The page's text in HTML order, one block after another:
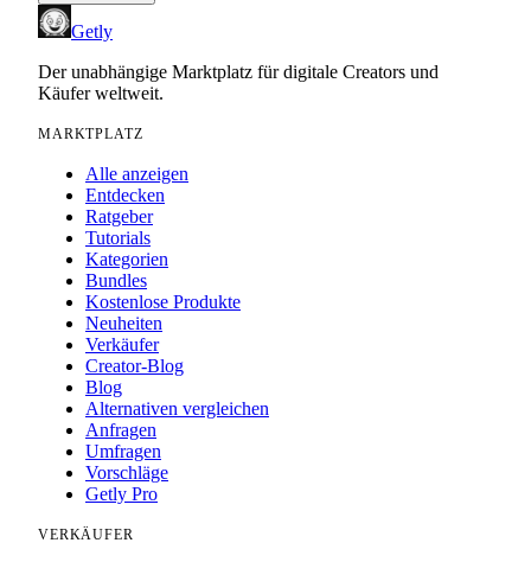
Getly
Der unabhängige Marktplatz für digitale Creators und
Käufer weltweit.
MARKTPLATZ
Alle anzeigen
Entdecken
Ratgeber
Tutorials
Kategorien
Bundles
Kostenlose Produkte
Neuheiten
Verkäufer
Creator-Blog
Blog
Alternativen vergleichen
Anfragen
Umfragen
Vorschläge
Getly Pro
VERKÄUFER